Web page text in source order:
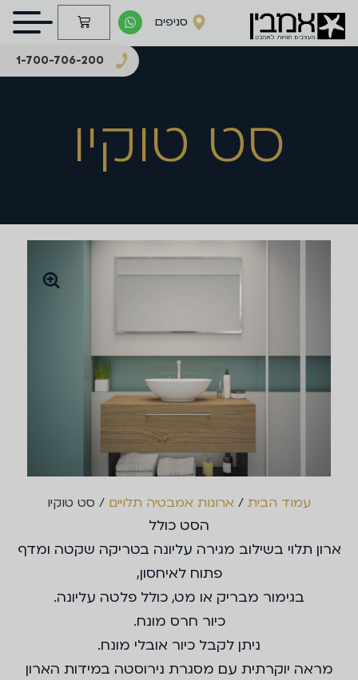
סניפים
1-700-706-200
סט טוקיו
עמוד הבית / ארונות אמבטיה תלויים / סט טוקיו
הסט כולל
ארון תלוי בשילוב מגירה עליונה בטריקה שקטה ומדף
פתוח לאיחסון,
בגימור מבריק או מט, כולל פלטה עליונה.
כיור חרס מונח.
ניתן לקבל כיור אובלי מונח.
מראה יוקרתית עם מסגרת נירוסטה במידות הארון